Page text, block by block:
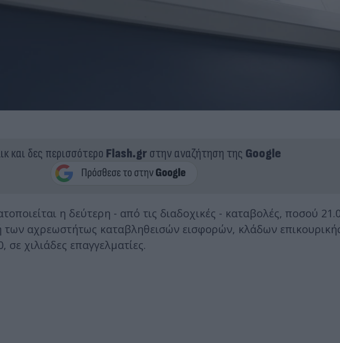
και δες περισσότερο Flash.grστην αναζήτηση της Google
η δεύτερη - από τις διαδοχικές - καταβολές, ποσού
αχρεωστήτως καταβληθεισών εισφορών, κλάδων
σε χιλιάδες επαγγελματίες.